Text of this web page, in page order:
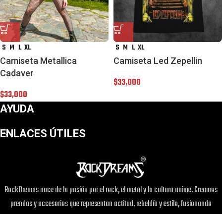
S M L XL
Camiseta Metallica
Cadaver
$33,000
S M L XL
Camiseta Led Zepellin
$33,000
AYUDA
ENLACES ÚTILES
RockDreams nace de la pasión por el rock, el metal y la cultura anime. Creamos
prendas y accesorios que representan actitud, rebeldía y estilo, fusionando